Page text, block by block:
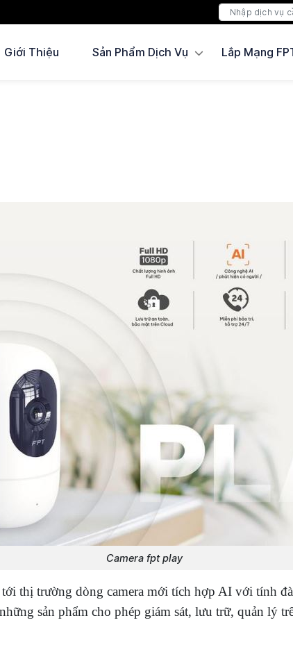
Giới Thiệu Sản Phẩm Dịch Vụ Lắp Mạng
Camera fpt play
tới thị trường dòng camera mới tích hợp AI với tính
sản phẩm cho phép giám sát, lưu trữ, quản lý